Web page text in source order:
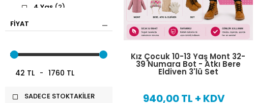
4 Yaş (2)
L(1)
(1)
S(1)
FIYAT
42 TL - 1760 TL
SADECE STOKTAKİLER
Kız Çocuk 10-13 Yaş Mont 32-
39 Numara Bot - Atkı Bere
Eldiven 3'lü Set
940,00 TL + KDV